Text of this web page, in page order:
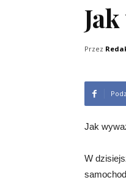
Przez
Jak
W